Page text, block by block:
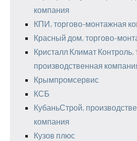
компания
КПИ, торгово-монтажная
Красный дом, торгово-
Кристалл Климат Контроль,
производственная
Крымпромсервис
КСБ
КубаньСтрой,
компания
Кузов плюс